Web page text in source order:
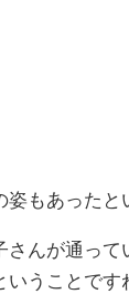
もあったと
さんが通って
うことです